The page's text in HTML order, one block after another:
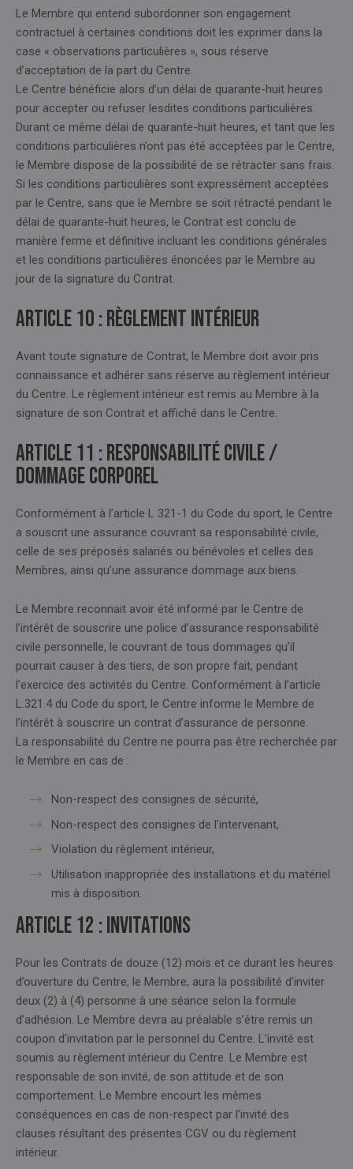
Le Membre qui entend subordonner son engagement
contractuel à certaines conditions doit les exprimer dans la
case « observations particulières », sous réserve
d’acceptation de la part du Centre.
Le Centre bénéficie alors d’un délai de quarante-huit heures
pour accepter ou refuser lesdites conditions particulières.
Durant ce même délai de quarante-huit heures, et tant que les
conditions particulières n’ont pas été acceptées par le Centre,
le Membre dispose de la possibilité de se rétracter sans frais.
Si les conditions particulières sont expressément acceptées
par le Centre, sans que le Membre se soit rétracté pendant le
délai de quarante-huit heures, le Contrat est conclu de
manière ferme et définitive incluant les conditions générales
et les conditions particulières énoncées par le Membre au
jour de la signature du Contrat.
Article 10 : RÈGLEMENT INTÉRIEUR
Avant toute signature de Contrat, le Membre doit avoir pris
connaissance et adhérer sans réserve au règlement intérieur
du Centre. Le règlement intérieur est remis au Membre à la
signature de son Contrat et affiché dans le Centre.
Article 11 : RESPONSABILITÉ CIVILE /
DOMMAGE CORPOREL
Conformément à l’article L 321-1 du Code du sport, le Centre
a souscrit une assurance couvrant sa responsabilité civile,
celle de ses préposés salariés ou bénévoles et celles des
Membres, ainsi qu’une assurance dommage aux biens.
Le Membre reconnait avoir été informé par le Centre de
l’intérêt de souscrire une police d’assurance responsabilité
civile personnelle, le couvrant de tous dommages qu’il
pourrait causer à des tiers, de son propre fait, pendant
l’exercice des activités du Centre. Conformément à l’article
L.321.4 du Code du sport, le Centre informe le Membre de
l’intérêt à souscrire un contrat d’assurance de personne.
La responsabilité du Centre ne pourra pas être recherchée par
le Membre en cas de :
Non-respect des consignes de sécurité,
Non-respect des consignes de l’intervenant,
Violation du règlement intérieur,
Utilisation inappropriée des installations et du matériel
mis à disposition.
Article 12 : INVITATIONS
Pour les Contrats de douze (12) mois et ce durant les heures
d’ouverture du Centre, le Membre, aura la possibilité d’inviter
deux (2) à (4) personne à une séance selon la formule
d’adhésion. Le Membre devra au préalable s’être remis un
coupon d’invitation par le personnel du Centre. L’invité est
soumis au règlement intérieur du Centre. Le Membre est
responsable de son invité, de son attitude et de son
comportement. Le Membre encourt les mêmes
conséquences en cas de non-respect par l’invité des
clauses résultant des présentes CGV ou du règlement
intérieur.